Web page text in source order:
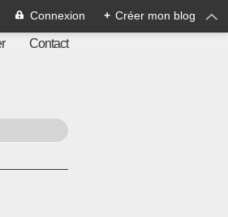
Connexion + Créer mon blog
Contact